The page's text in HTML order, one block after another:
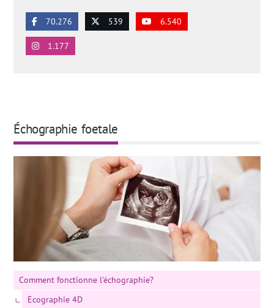
70.276 539 6.540
1.177
Échographie foetale
Comment fonctionne l'échographie?
Ecographie 4D